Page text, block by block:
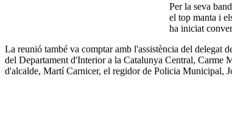
Per la seva
el top manta i
ha iniciat
La reunió també va comptar amb l'assistència del delegat
del Departament d'Interior a la Catalunya Central, Carme
d'alcalde, Martí Carnicer, el regidor de Policia Municipal,